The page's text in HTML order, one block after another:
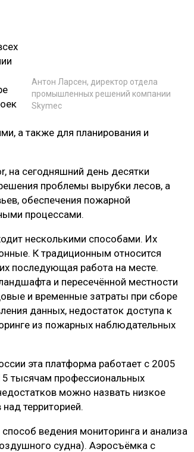
Антон Ларсен, директор отдела
промышленных решений компании
Skymec
а также для планирования и
на сегодняшний день десятки
проблемы вырубки лесов, а
обеспечения пожарной
процессами.
несколькими способами. Их
К традиционным относится
последующая работа на месте.
и пересечённой местности
и временные затраты при сборе
данных, недостаток доступа к
из пожарных наблюдательных
эта платформа работает с 2005
тысячам профессиональных
можно назвать низкое
территорией.
ведения мониторинга и анализа
судна). Аэросъёмка с